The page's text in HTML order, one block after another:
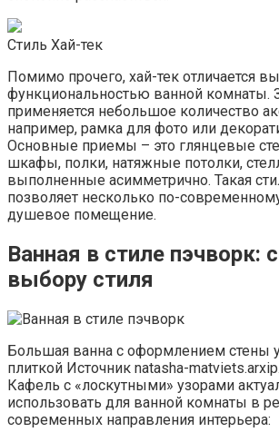
Стиль Хай-тек
Помимо прочего, хай-тек отличается
функциональностью ванной комнаты.
применяется небольшое количество
например, рамка для фото или
Основные приемы – это глянцевые
шкафы, полки, натяжные потолки,
выполненные асимметрично. Такая
позволяет несколько по-
душевое помещение.
Ванная в стиле пэчворк:
выбору стиля
Большая ванна с оформлением стены
плиткой Источник natasha-
Кафель с «лоскутными» узорами
использовать для ванной комнаты в
современных направления интерьера: